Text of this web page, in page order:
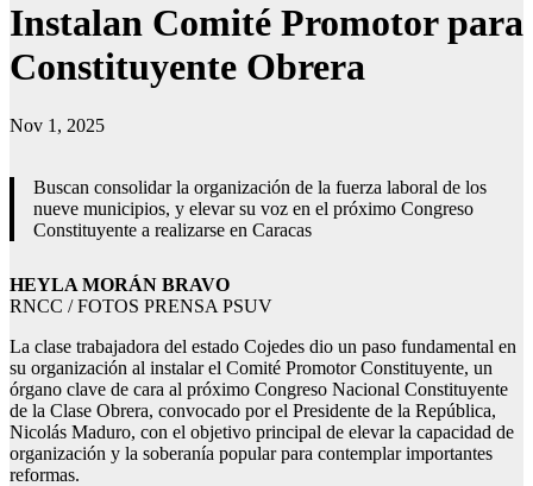
Instalan Comité Promotor para
Constituyente Obrera
Nov 1, 2025
Buscan consolidar la organización de la fuerza laboral de los
nueve municipios, y elevar su voz en el próximo Congreso
Constituyente a realizarse en Caracas
HEYLA MORÁN BRAVO
RNCC / FOTOS PRENSA PSUV
La clase trabajadora del estado Cojedes dio un paso fundamental en
su organización al instalar el Comité Promotor Constituyente, un
órgano clave de cara al próximo Congreso Nacional Constituyente
de la Clase Obrera, convocado por el Presidente de la República,
Nicolás Maduro, con el objetivo principal de elevar la capacidad de
organización y la soberanía popular para contemplar importantes
reformas.